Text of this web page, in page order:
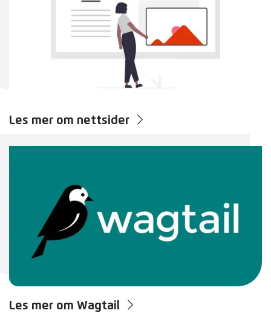
Les mer om nettsider
Les mer om Wagtail